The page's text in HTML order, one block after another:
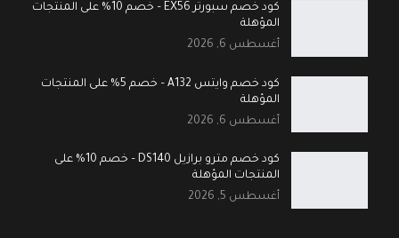
كود خصم سبورتر EX56 – خصم 10% على المنتجات
المؤهلة
أغسطس 6, 2026
كود خصم وايتس A132 – خصم 5% على المنتجات
المؤهلة
أغسطس 6, 2026
كود خصم مترو برازيل DS140 – خصم 10% على
المنتجات المؤهلة
أغسطس 5, 2026